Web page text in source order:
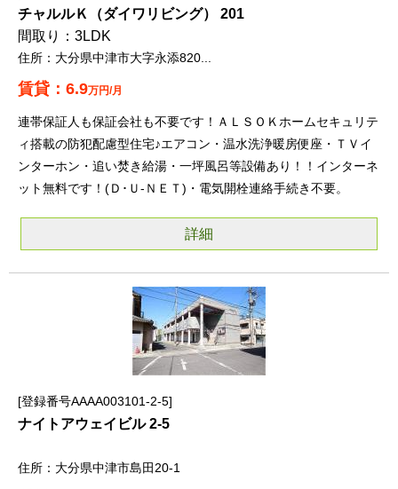
チャルルＫ（ダイワリビング） 201
3LDK
大分県中津市大字永添820...
6.9万円/月
連帯保証人も保証会社も不要です！ＡＬＳＯＫホームセキュリテ
ィ搭載の防犯配慮型住宅♪エアコン・温水洗浄暖房便座・ＴＶイ
ンターホン・追い焚き給湯・一坪風呂等設備あり！！インターネ
ット無料です！(Ｄ･Ｕ-ＮＥＴ)・電気開栓連絡手続き不要。
詳細
登録番号AAAA003101-2-5
ナイトアウェイビル 2-5
大分県中津市島田20-1